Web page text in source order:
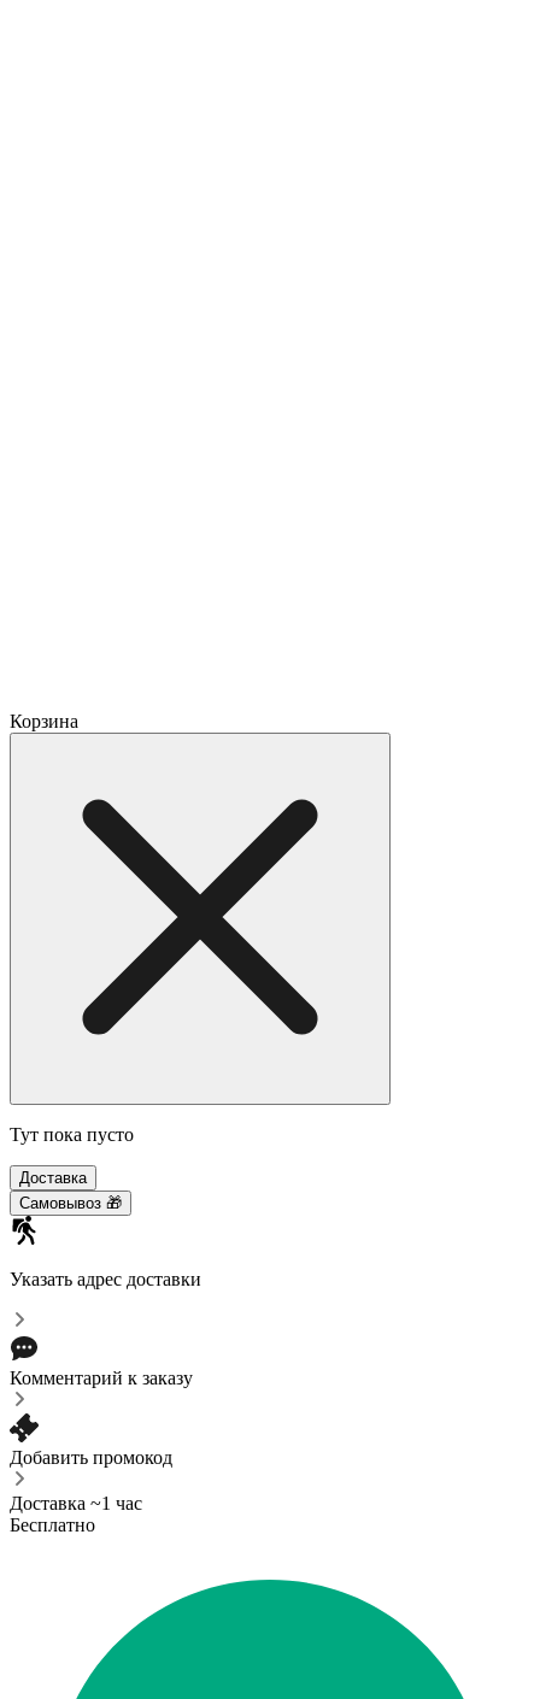
Корзина
Тут пока пусто
Доставка
Самовывоз 🎁
Указать адрес доставки
Комментарий к заказу
Добавить промокод
Доставка ~1 час
Бесплатно